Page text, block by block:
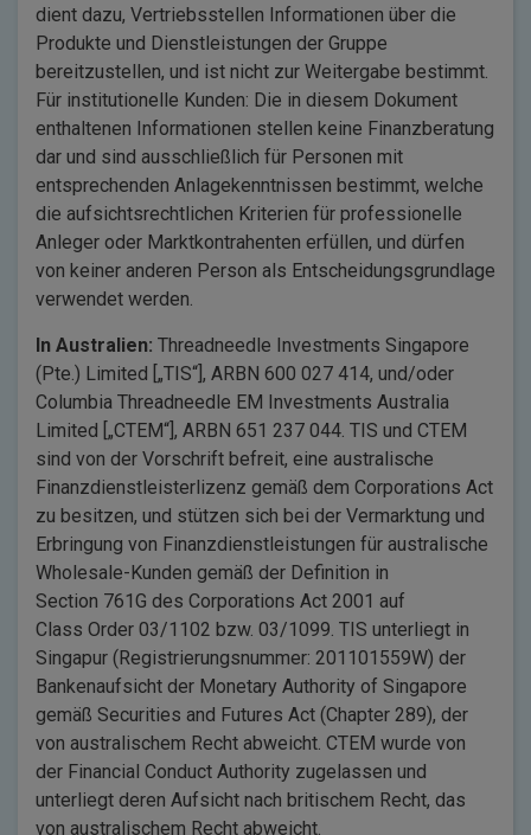
dient dazu, Vertriebsstellen Informationen über die
Produkte und Dienstleistungen der Gruppe
bereitzustellen, und ist nicht zur Weitergabe bestimmt.
Für institutionelle Kunden: Die in diesem Dokument
enthaltenen Informationen stellen keine Finanzberatung
dar und sind ausschließlich für Personen mit
entsprechenden Anlagekenntnissen bestimmt, welche
die aufsichtsrechtlichen Kriterien für professionelle
Anleger oder Marktkontrahenten erfüllen, und dürfen
von keiner anderen Person als Entscheidungsgrundlage
verwendet werden.
In Australien: Threadneedle Investments Singapore
(Pte.) Limited [„TIS“], ARBN 600 027 414, und/oder
Columbia Threadneedle EM Investments Australia
Limited [„CTEM“], ARBN 651 237 044. TIS und CTEM
sind von der Vorschrift befreit, eine australische
Finanzdienstleisterlizenz gemäß dem Corporations Act
zu besitzen, und stützen sich bei der Vermarktung und
Erbringung von Finanzdienstleistungen für australische
Wholesale-Kunden gemäß der Definition in
Section 761G des Corporations Act 2001 auf
Class Order 03/1102 bzw. 03/1099. TIS unterliegt in
Singapur (Registrierungsnummer: 201101559W) der
Bankenaufsicht der Monetary Authority of Singapore
gemäß Securities and Futures Act (Chapter 289), der
von australischem Recht abweicht. CTEM wurde von
der Financial Conduct Authority zugelassen und
unterliegt deren Aufsicht nach britischem Recht, das
von australischem Recht abweicht.